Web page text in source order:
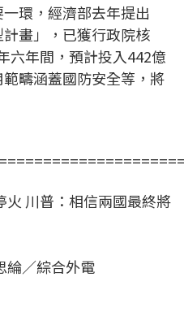
環，經濟部去年提出
計畫」，已獲行政院核
六年間，預計投入442億
疇涵蓋國防安全等，將
火 川普：相信兩國最終將
綸／綜合外電